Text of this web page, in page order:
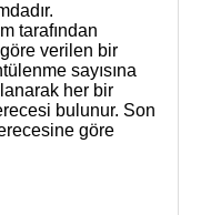
tarafından
verilen bir
sayısına
her bir
bulunur. Son
göre